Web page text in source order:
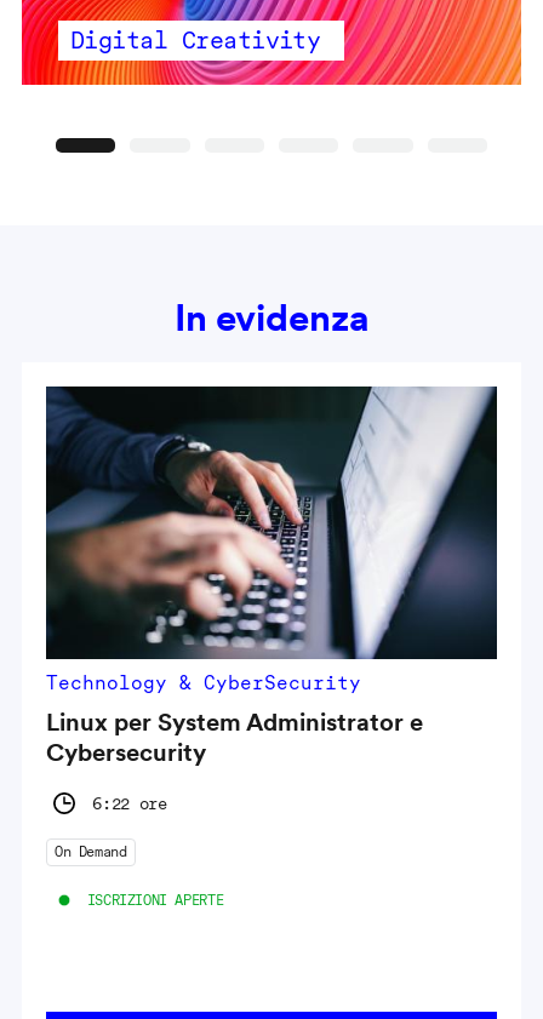
Digital Creativity
In evidenza
Technology & CyberSecurity
Linux per System Administrator e
Cybersecurity
6:22 ore
On Demand
ISCRIZIONI APERTE